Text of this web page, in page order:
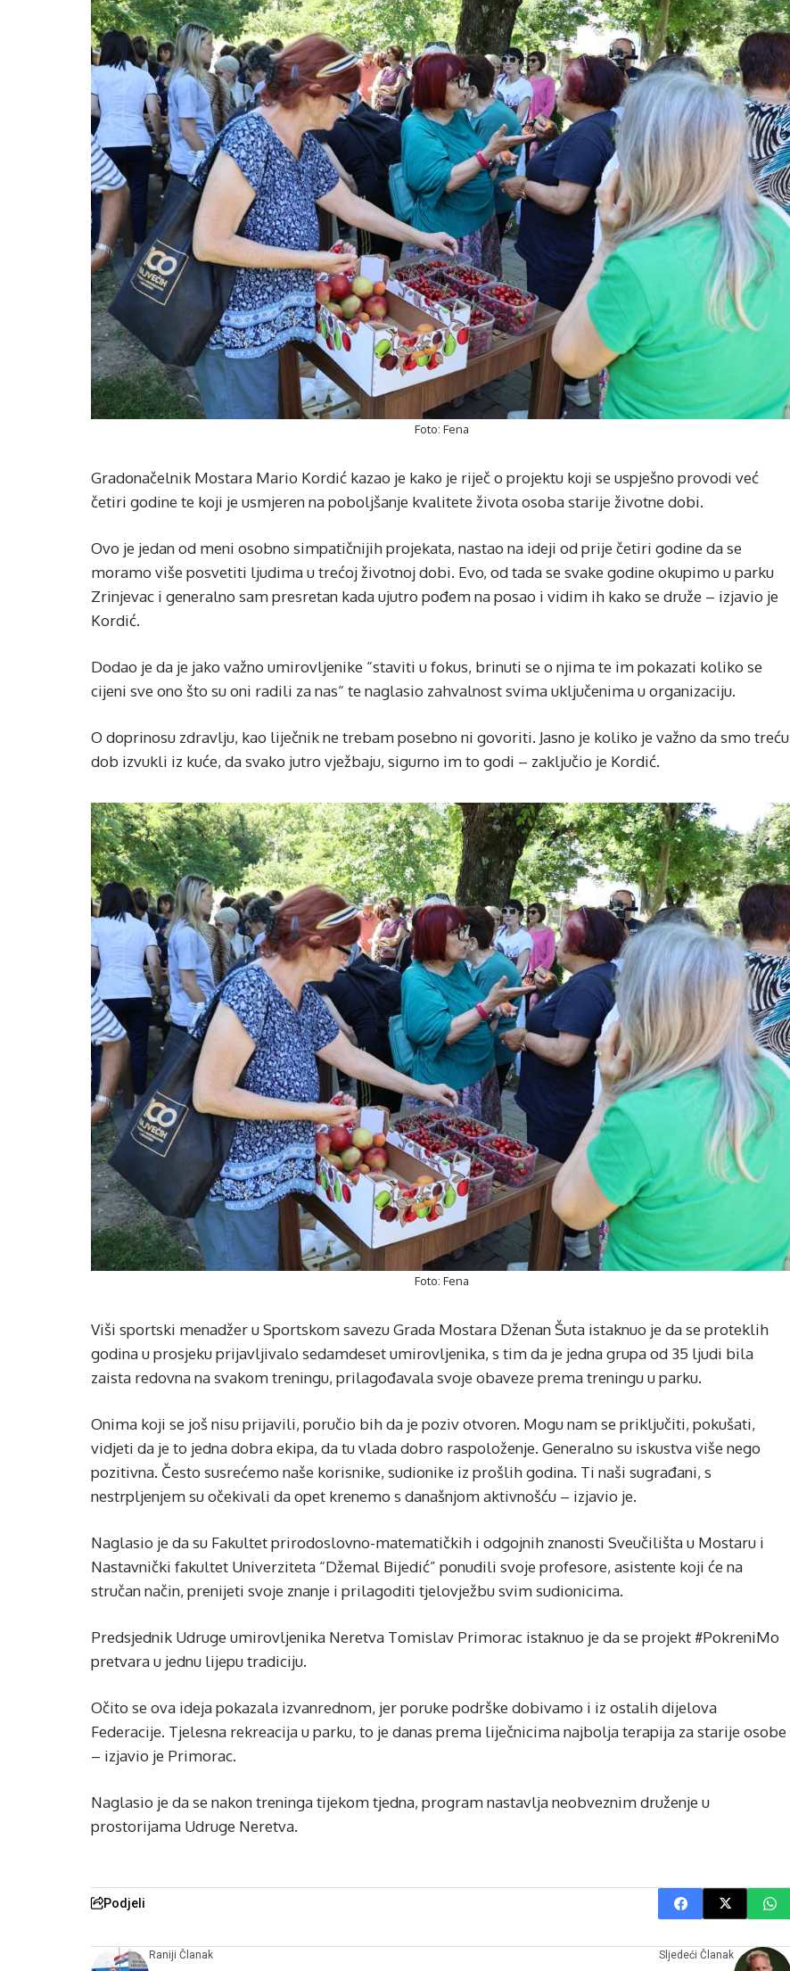
Foto: Fena
Gradonačelnik Mostara Mario Kordić kazao je kako je riječ o projektu koji se uspješno provodi već
četiri godine te koji je usmjeren na poboljšanje kvalitete života osoba starije životne dobi.
Ovo je jedan od meni osobno simpatičnijih projekata, nastao na ideji od prije četiri godine da se
moramo više posvetiti ljudima u trećoj životnoj dobi. Evo, od tada se svake godine okupimo u parku
Zrinjevac i generalno sam presretan kada ujutro pođem na posao i vidim ih kako se druže – izjavio je
Kordić.
Dodao je da je jako važno umirovljenike “staviti u fokus, brinuti se o njima te im pokazati koliko se
cijeni sve ono što su oni radili za nas“ te naglasio zahvalnost svima uključenima u organizaciju.
O doprinosu zdravlju, kao liječnik ne trebam posebno ni govoriti. Jasno je koliko je važno da smo treću
dob izvukli iz kuće, da svako jutro vježbaju, sigurno im to godi – zaključio je Kordić.
Foto: Fena
Viši sportski menadžer u Sportskom savezu Grada Mostara Dženan Šuta istaknuo je da se proteklih
godina u prosjeku prijavljivalo sedamdeset umirovljenika, s tim da je jedna grupa od 35 ljudi bila
zaista redovna na svakom treningu, prilagođavala svoje obaveze prema treningu u parku.
Onima koji se još nisu prijavili, poručio bih da je poziv otvoren. Mogu nam se priključiti, pokušati,
vidjeti da je to jedna dobra ekipa, da tu vlada dobro raspoloženje. Generalno su iskustva više nego
pozitivna. Često susrećemo naše korisnike, sudionike iz prošlih godina. Ti naši sugrađani, s
nestrpljenjem su očekivali da opet krenemo s današnjom aktivnošću – izjavio je.
Naglasio je da su Fakultet prirodoslovno-matematičkih i odgojnih znanosti Sveučilišta u Mostaru i
Nastavnički fakultet Univerziteta “Džemal Bijedić” ponudili svoje profesore, asistente koji će na
stručan način, prenijeti svoje znanje i prilagoditi tjelovježbu svim sudionicima.
Predsjednik Udruge umirovljenika Neretva Tomislav Primorac istaknuo je da se projekt #PokreniMo
pretvara u jednu lijepu tradiciju.
Očito se ova ideja pokazala izvanrednom, jer poruke podrške dobivamo i iz ostalih dijelova
Federacije. Tjelesna rekreacija u parku, to je danas prema liječnicima najbolja terapija za starije osobe
– izjavio je Primorac.
Naglasio je da se nakon treninga tijekom tjedna, program nastavlja neobveznim druženje u
prostorijama Udruge Neretva.
Podjeli
Raniji Članak Sljedeći Članak